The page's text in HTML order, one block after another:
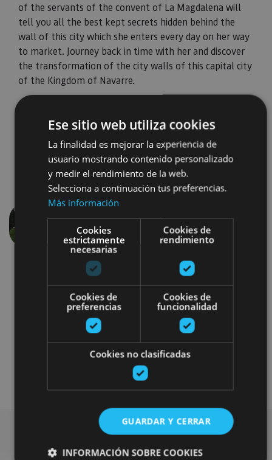
of the servants of the convent of La Magdalena will
tell you all the best kept secrets hidden behind the
wall of this city which she enters every day on her way
to market. Journey back in time with her and discover
the transformation of the city walls of this capital city
of the Kingdom of Navarre.
Visitas guiadas Dramatised tours
Camino de Santiago
Ese sitio web utiliza cookies
La finalidad es mejorar la experiencia de
usuario mostrando contenido personalizado
y medir el rendimiento de la web.
Selecciona a continuación tus preferencias.
Más información
Cookies
estrictamente
necesarias
Cookies de
rendimiento
Cookies de
preferencias
Cookies de
funcionalidad
Cookies no clasificadas
GUARDAR Y CERRAR
INFORMACIÓN SOBRE COOKIES